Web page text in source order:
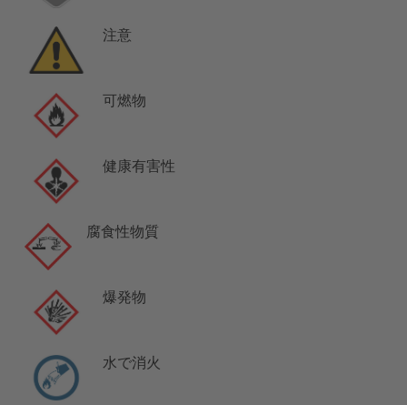
注意
可燃物
健康有害性
腐食性物質
爆発物
水で消火